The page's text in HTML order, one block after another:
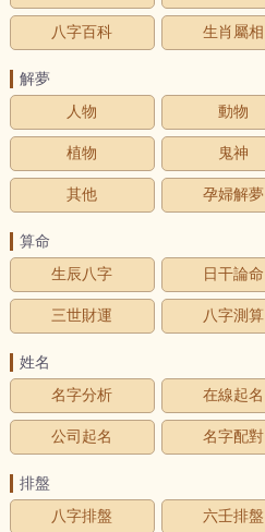
八字百科 生肖屬相
解夢
人物
動物
植物 鬼神
其他 孕婦解夢
算命
生辰八字
日干論命
三世財運 八字測算
姓名
名字分析
在線起名
公司起名 名字配對
排盤
八字排盤
六壬排盤